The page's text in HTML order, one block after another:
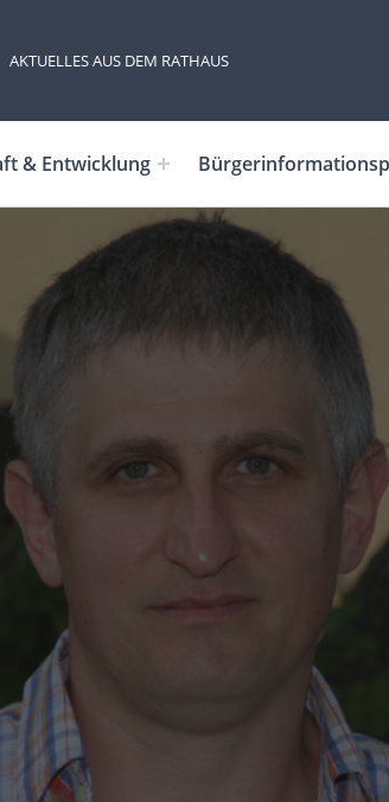
AKTUELLES AUS DEM RATHAUS
& Entwicklung